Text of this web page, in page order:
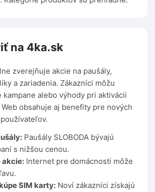
na 4ka.sk
zverejňuje akcie na paušály,
a zariadenia. Zákazníci môžu
kampane alebo výhody pri aktivácii
obsahuje aj benefity pre nových
Paušály SLOBODA bývajú
s nižšou cenou.
akcie: Internet pre domácnosti môže
SIM karty: Noví zákazníci získajú